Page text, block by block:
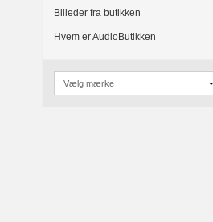
Billeder fra butikken
Hvem er AudioButikken